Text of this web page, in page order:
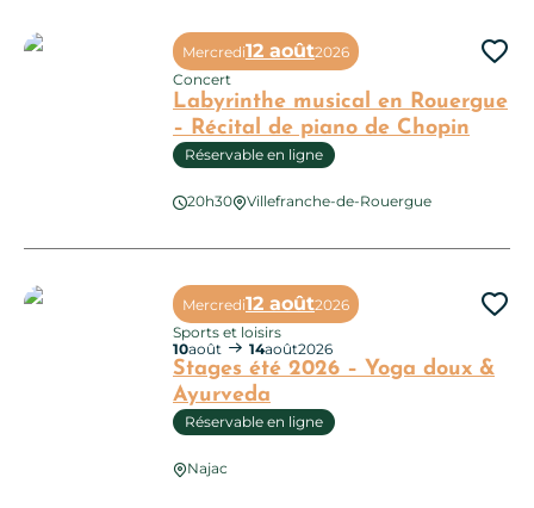
Labyrinthe musical en Rouergue
– Récital de piano de Chopin
Réservable en ligne
20h30 Villefranche-de-Rouergue
Mercredi12 août2026
Concert
Labyrinthe musical en Rouergue – Récital de piano de Chopin
Stages été 2026 – Yoga doux &
Ayurveda
Réservable en ligne
Najac
Mercredi12 août2026
Sports et loisirs
10août 14août2026
Stages été 2026 – Yoga doux & Ayurveda